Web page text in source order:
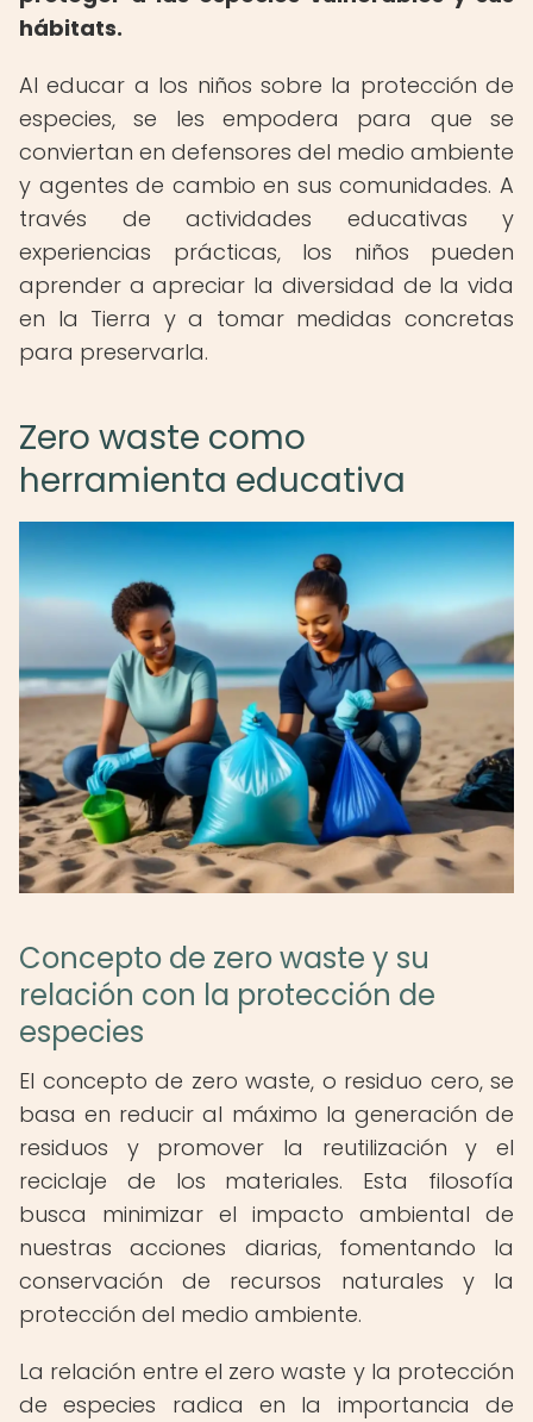
hábitats.
Al educar a los niños sobre la protección de
especies, se les empodera para que se
conviertan en defensores del medio ambiente
y agentes de cambio en sus comunidades. A
través de actividades educativas y
experiencias prácticas, los niños pueden
aprender a apreciar la diversidad de la vida
en la Tierra y a tomar medidas concretas
para preservarla.
Zero waste como
herramienta educativa
Concepto de zero waste y su
relación con la protección de
especies
El concepto de zero waste, o residuo cero, se
basa en reducir al máximo la generación de
residuos y promover la reutilización y el
reciclaje de los materiales. Esta filosofía
busca minimizar el impacto ambiental de
nuestras acciones diarias, fomentando la
conservación de recursos naturales y la
protección del medio ambiente.
La relación entre el zero waste y la protección
de especies radica en la importancia de